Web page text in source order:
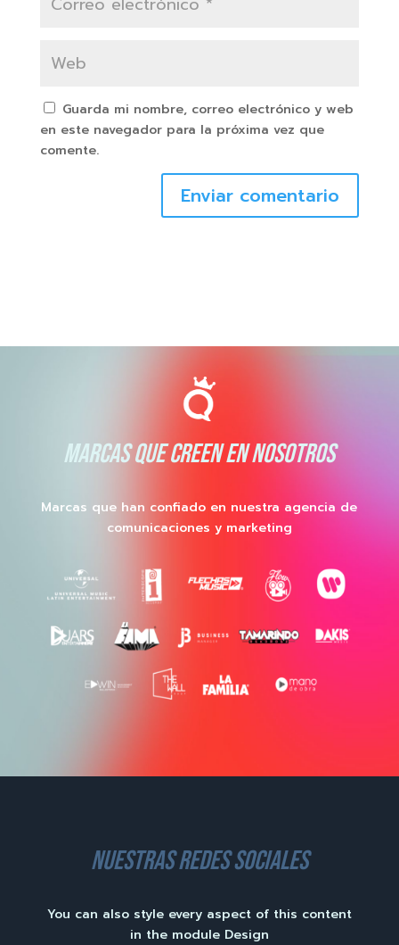
Guarda mi nombre, correo electrónico y web
en este navegador para la próxima vez que
comente.
Enviar comentario
MARCAS QUE CREEN EN NOSOTROS
Marcas que han confiado en nuestra agencia de
comunicaciones y marketing
nuestras redes sociales
You can also style every aspect of this content
in the module Design